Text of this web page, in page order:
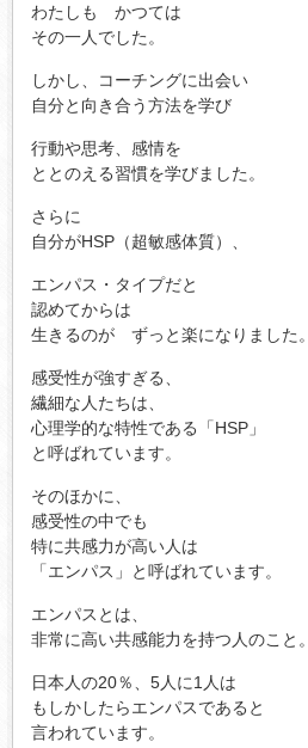
わたしも かつては
その一人でした。
しかし、コーチングに出会い
自分と向き合う方法を学び
行動や思考、感情を
ととのえる習慣を学びました。
さらに
自分がHSP（超敏感体質）、
エンパス・タイプだと
認めてからは
生きるのが ずっと楽になりました。
感受性が強すぎる、
繊細な人たちは、
心理学的な特性である「HSP」
と呼ばれています。
そのほかに、
感受性の中でも
特に共感力が高い人は
「エンパス」と呼ばれています。
エンパスとは、
非常に高い共感能力を持つ人のこと。
日本人の20％、5人に1人は
もしかしたらエンパスであると
言われています。